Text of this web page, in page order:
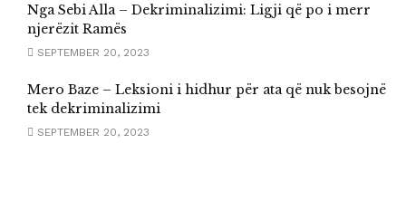
Nga Sebi Alla – Dekriminalizimi: Ligji që po i merr
njerëzit Ramës
SEPTEMBER 20, 2023
Mero Baze – Leksioni i hidhur për ata që nuk besojnë
tek dekriminalizimi
SEPTEMBER 20, 2023